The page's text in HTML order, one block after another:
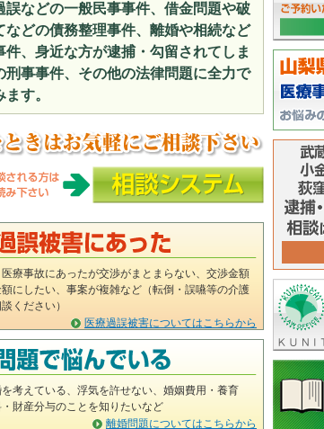
誤などの一般民事事件、借金問題や破
などの債務整理事件、離婚や相続など
件、身近な方が逮捕・勾留されてしま
刑事事件、その他の法律問題に全力で
す。
医療事故にあったが交渉がまとまらない、交渉金額
にしたい、事案が複雑など（転倒・誤嚥等の介護
ください）
医療過誤被害についてはこちらから
考えている、浮気を許せない、婚姻費用・養育
財産分与のことを知りたいなど
離婚問題についてはこちらから